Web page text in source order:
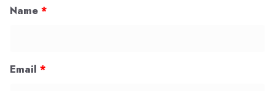
Name *
Email *